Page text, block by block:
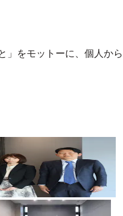
」をモットーに、個人から